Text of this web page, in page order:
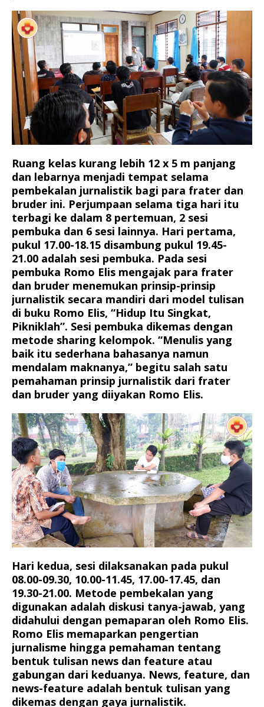
Ruang kelas kurang lebih 12 x 5 m panjang
dan lebarnya menjadi tempat selama
pembekalan jurnalistik bagi para frater dan
bruder ini. Perjumpaan selama tiga hari itu
terbagi ke dalam 8 pertemuan, 2 sesi
pembuka dan 6 sesi lainnya. Hari pertama,
pukul 17.00-18.15 disambung pukul 19.45-
21.00 adalah sesi pembuka. Pada sesi
pembuka Romo Elis mengajak para frater
dan bruder menemukan prinsip-prinsip
jurnalistik secara mandiri dari model tulisan
di buku Romo Elis, “Hidup Itu Singkat,
Pikniklah”. Sesi pembuka dikemas dengan
metode sharing kelompok. “Menulis yang
baik itu sederhana bahasanya namun
mendalam maknanya,” begitu salah satu
pemahaman prinsip jurnalistik dari frater
dan bruder yang diiyakan Romo Elis.
Hari kedua, sesi dilaksanakan pada pukul
08.00-09.30, 10.00-11.45, 17.00-17.45, dan
19.30-21.00. Metode pembekalan yang
digunakan adalah diskusi tanya-jawab, yang
didahului dengan pemaparan oleh Romo Elis.
Romo Elis memaparkan pengertian
jurnalisme hingga pemahaman tentang
bentuk tulisan news dan feature atau
gabungan dari keduanya. News, feature, dan
news-feature adalah bentuk tulisan yang
dikemas dengan gaya jurnalistik.